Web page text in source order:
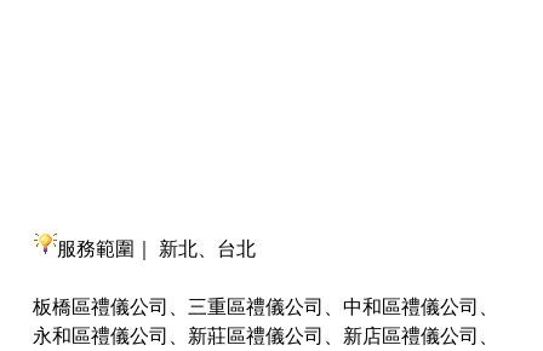
服務範圍｜ 新北、台北
板橋區禮儀公司、三重區禮儀公司、中和區禮儀公司、
永和區禮儀公司、新莊區禮儀公司、新店區禮儀公司、